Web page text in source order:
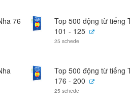
76
Top 500 động từ tiếng
101 - 125
25 schede
Top 500 động từ tiếng
176 - 200
25 schede